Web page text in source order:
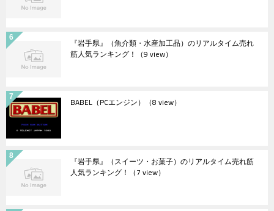
『岩手県』（魚介類・水産加工品）のリアルタイム売れ
筋人気ランキング！ （9 view）
BABEL（PCエンジン） （8 view）
『岩手県』（スイーツ・お菓子）のリアルタイム売れ筋
人気ランキング！ （7 view）